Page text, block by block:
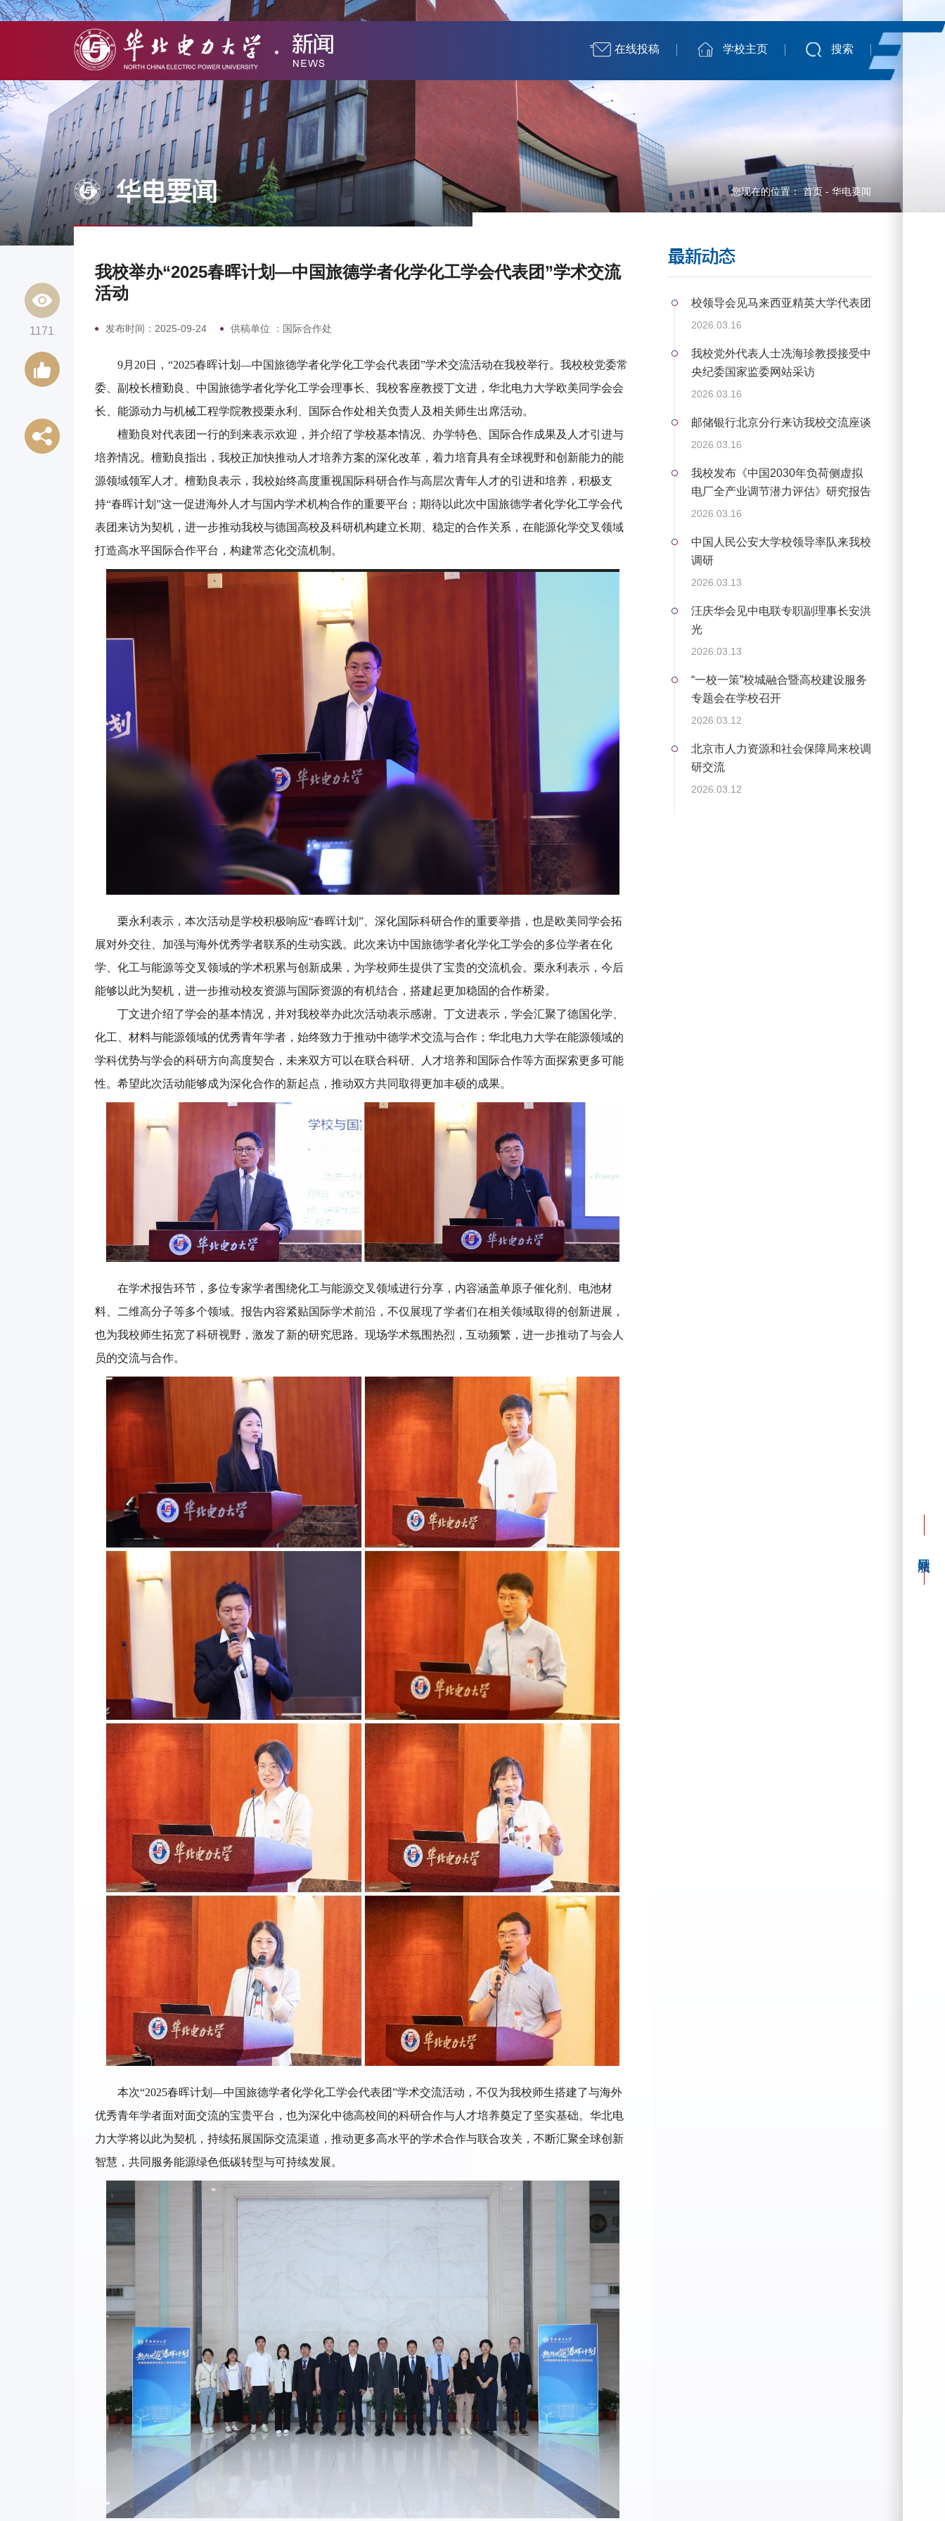
在线投稿 学校主页 搜索
您现在的位置： 首页 -华电要闻
华电要闻
我校举办“2025春晖计划—中国旅德学者化学化工学会代表团”学术交流
活动
发布时间：2025-09-24 供稿单位 ：国际合作处
9月20日，“2025春晖计划—中国旅德学者化学化工学会代表团”学术交流活动在我校举行。我校校党委常
委、副校长檀勤良、中国旅德学者化学化工学会理事长、我校客座教授丁文进，华北电力大学欧美同学会会
长、能源动力与机械工程学院教授栗永利、国际合作处相关负责人及相关师生出席活动。
檀勤良对代表团一行的到来表示欢迎，并介绍了学校基本情况、办学特色、国际合作成果及人才引进与
培养情况。檀勤良指出，我校正加快推动人才培养方案的深化改革，着力培育具有全球视野和创新能力的能
源领域领军人才。檀勤良表示，我校始终高度重视国际科研合作与高层次青年人才的引进和培养，积极支
持“春晖计划”这一促进海外人才与国内学术机构合作的重要平台；期待以此次中国旅德学者化学化工学会代
表团来访为契机，进一步推动我校与德国高校及科研机构建立长期、稳定的合作关系，在能源化学交叉领域
打造高水平国际合作平台，构建常态化交流机制。
栗永利表示，本次活动是学校积极响应“春晖计划”、深化国际科研合作的重要举措，也是欧美同学会拓
展对外交往、加强与海外优秀学者联系的生动实践。此次来访中国旅德学者化学化工学会的多位学者在化
学、化工与能源等交叉领域的学术积累与创新成果，为学校师生提供了宝贵的交流机会。栗永利表示，今后
能够以此为契机，进一步推动校友资源与国际资源的有机结合，搭建起更加稳固的合作桥梁。
丁文进介绍了学会的基本情况，并对我校举办此次活动表示感谢。丁文进表示，学会汇聚了德国化学、
化工、材料与能源领域的优秀青年学者，始终致力于推动中德学术交流与合作；华北电力大学在能源领域的
学科优势与学会的科研方向高度契合，未来双方可以在联合科研、人才培养和国际合作等方面探索更多可能
性。希望此次活动能够成为深化合作的新起点，推动双方共同取得更加丰硕的成果。
在学术报告环节，多位专家学者围绕化工与能源交叉领域进行分享，内容涵盖单原子催化剂、电池材
料、二维高分子等多个领域。报告内容紧贴国际学术前沿，不仅展现了学者们在相关领域取得的创新进展，
也为我校师生拓宽了科研视野，激发了新的研究思路。现场学术氛围热烈，互动频繁，进一步推动了与会人
员的交流与合作。
本次“2025春晖计划—中国旅德学者化学化工学会代表团”学术交流活动，不仅为我校师生搭建了与海外
优秀青年学者面对面交流的宝贵平台，也为深化中德高校间的科研合作与人才培养奠定了坚实基础。华北电
力大学将以此为契机，持续拓展国际交流渠道，推动更多高水平的学术合作与联合攻关，不断汇聚全球创新
智慧，共同服务能源绿色低碳转型与可持续发展。
1171
最新动态
校领导会见马来西亚精英大学代表团
2026.03.16
我校党外代表人士冼海珍教授接受中
央纪委国家监委网站采访
2026.03.16
邮储银行北京分行来访我校交流座谈
2026.03.16
我校发布《中国2030年负荷侧虚拟
电厂全产业调节潜力评估》研究报告
2026.03.16
中国人民公安大学校领导率队来我校
调研
2026.03.13
汪庆华会见中电联专职副理事长安洪
光
2026.03.13
“一校一策”校城融合暨高校建设服务
专题会在学校召开
2026.03.12
北京市人力资源和社会保障局来校调
研交流
2026.03.12